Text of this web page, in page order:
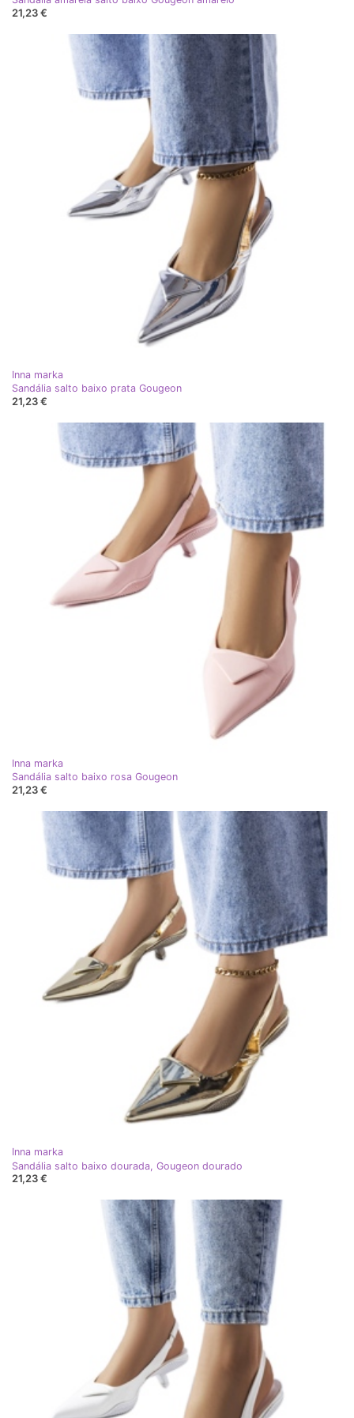
21,23 €
Inna marka
Sandália salto baixo prata Gougeon
21,23 €
Inna marka
Sandália salto baixo rosa Gougeon
21,23 €
Inna marka
Sandália salto baixo dourada, Gougeon dourado
21,23 €